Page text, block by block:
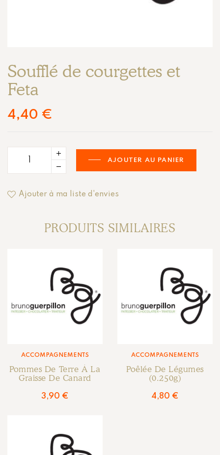
Soufflé de courgettes et
Feta
4,40 €
AJOUTER AU PANIER
Ajouter à ma liste d'envies
PRODUITS SIMILAIRES
ACCOMPAGNEMENTS
Pommes De Terre À La
Graisse De Canard
3,90 €
ACCOMPAGNEMENTS
Poêlée De Légumes
(0.250g)
4,80 €